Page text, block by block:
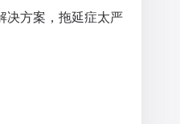
决方案，拖延症太严